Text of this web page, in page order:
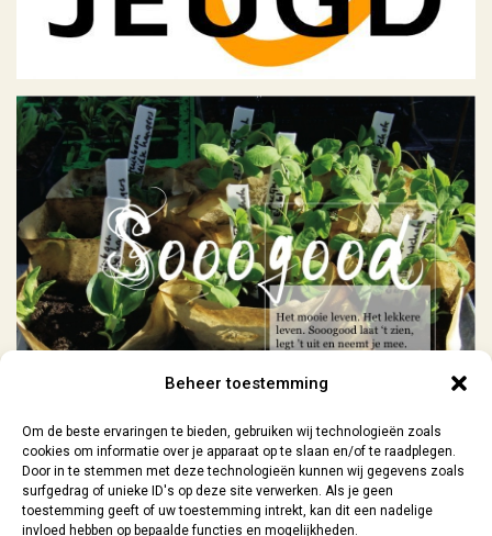
Beheer toestemming
Om de beste ervaringen te bieden, gebruiken wij technologieën zoals
cookies om informatie over je apparaat op te slaan en/of te raadplegen.
Door in te stemmen met deze technologieën kunnen wij gegevens zoals
surfgedrag of unieke ID's op deze site verwerken. Als je geen
toestemming geeft of uw toestemming intrekt, kan dit een nadelige
invloed hebben op bepaalde functies en mogelijkheden.
Sooogood
Geen categorie